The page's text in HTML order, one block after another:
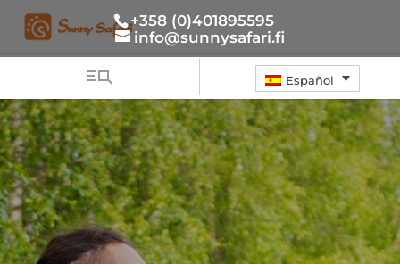
+358 (0)401895595
info@sunnysafari.fi
Español